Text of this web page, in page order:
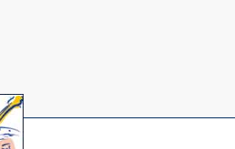
(Öffnet
in